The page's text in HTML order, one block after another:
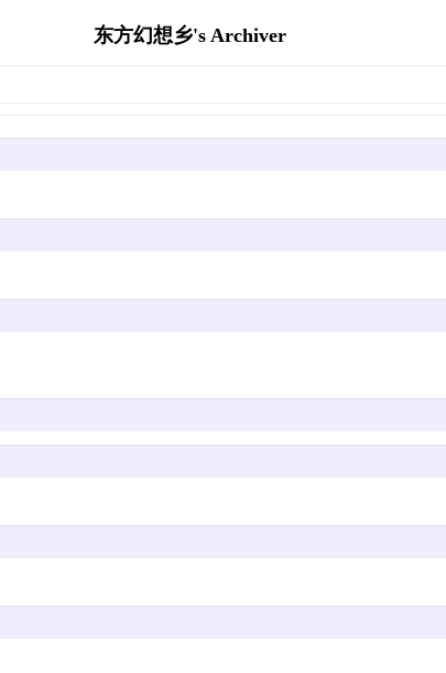
东方幻想乡's Archiver